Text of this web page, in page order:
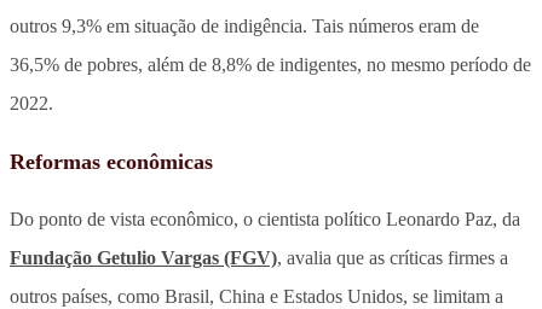
outros 9,3% em situação de indigência. Tais números eram de
36,5% de pobres, além de 8,8% de indigentes, no mesmo período de
2022.
Reformas econômicas
Do ponto de vista econômico, o cientista político Leonardo Paz, da
Fundação Getulio Vargas (FGV), avalia que as críticas firmes a
outros países, como Brasil, China e Estados Unidos, se limitam a